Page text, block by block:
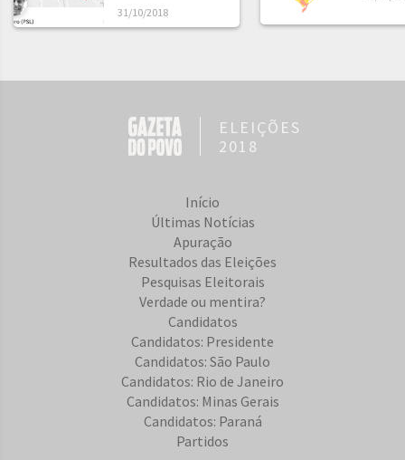
31/10/2018
ELEIÇÕES
2018
Início
Últimas Notícias
Apuração
Resultados das Eleições
Pesquisas Eleitorais
Verdade ou mentira?
Candidatos
Candidatos: Presidente
Candidatos: São Paulo
Candidatos: Rio de Janeiro
Candidatos: Minas Gerais
Candidatos: Paraná
Partidos